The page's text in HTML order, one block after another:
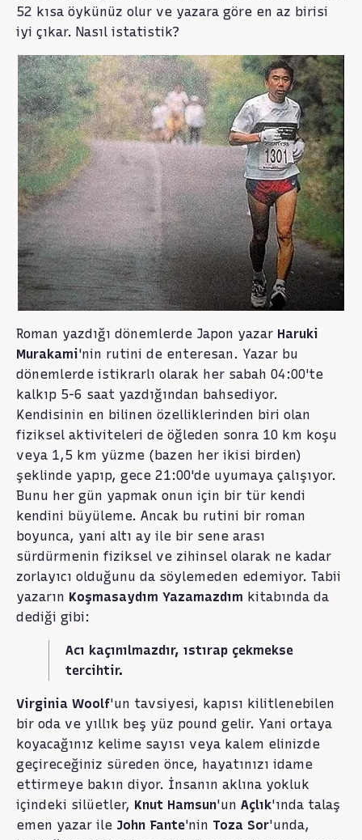
52 kısa öykünüz olur ve yazara göre en az birisi
iyi çıkar. Nasıl istatistik?
Roman yazdığı dönemlerde Japon yazar Haruki
Murakami'nin rutini de enteresan. Yazar bu
dönemlerde istikrarlı olarak her sabah 04:00'te
kalkıp 5-6 saat yazdığından bahsediyor.
Kendisinin en bilinen özelliklerinden biri olan
fiziksel aktiviteleri de öğleden sonra 10 km koşu
veya 1,5 km yüzme (bazen her ikisi birden)
şeklinde yapıp, gece 21:00'de uyumaya çalışıyor.
Bunu her gün yapmak onun için bir tür kendi
kendini büyüleme. Ancak bu rutini bir roman
boyunca, yani altı ay ile bir sene arası
sürdürmenin fiziksel ve zihinsel olarak ne kadar
zorlayıcı olduğunu da söylemeden edemiyor. Tabii
yazarın Koşmasaydım Yazamazdım kitabında da
dediği gibi:
Acı kaçınılmazdır, ıstırap çekmekse
tercihtir.
Virginia Woolf'un tavsiyesi, kapısı kilitlenebilen
bir oda ve yıllık beş yüz pound gelir. Yani ortaya
koyacağınız kelime sayısı veya kalem elinizde
geçireceğiniz süreden önce, hayatınızı idame
ettirmeye bakın diyor. İnsanın aklına yokluk
içindeki silüetler, Knut Hamsun'un Açlık'ında talaş
emen yazar ile John Fante'nin Toza Sor'unda,